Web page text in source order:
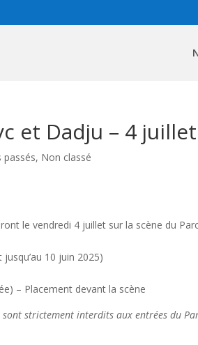
et Dadju – 4
passés, Non classé
le vendredi 4 juillet sur la scène du
10 juin 2025)
– Placement devant la scène
strictement interdits aux entrées du